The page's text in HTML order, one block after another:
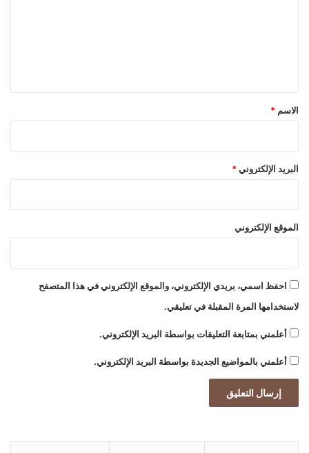
س
ك
ب
ي
ا
س
ل
د
ا
ر
ا
ق
ي
*
الاسم *
البريد الإلكتروني*
الموقع الإلكتروني
احفظ اسمي، بريدي الإلكتروني، والموقع الإلكتروني في هذا المتصفح
لاستخدامها المرة المقبلة في تعليقي.
أعلمني بمتابعة التعليقات بواسطة البريد الإلكتروني.
أعلمني بالمواضيع الجديدة بواسطة البريد الإلكتروني.